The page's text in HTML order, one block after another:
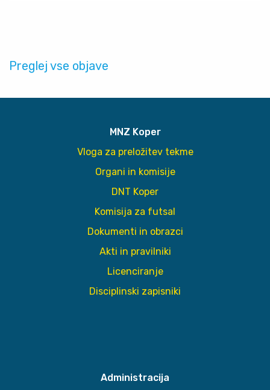
Preglej vse objave
MNZ Koper
Vloga za preložitev tekme
Organi in komisije
DNT Koper
Komisija za futsal
Dokumenti in obrazci
Akti in pravilniki
Licenciranje
Disciplinski zapisniki
Administracija